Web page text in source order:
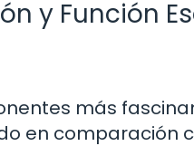
y Función
más
en comparación